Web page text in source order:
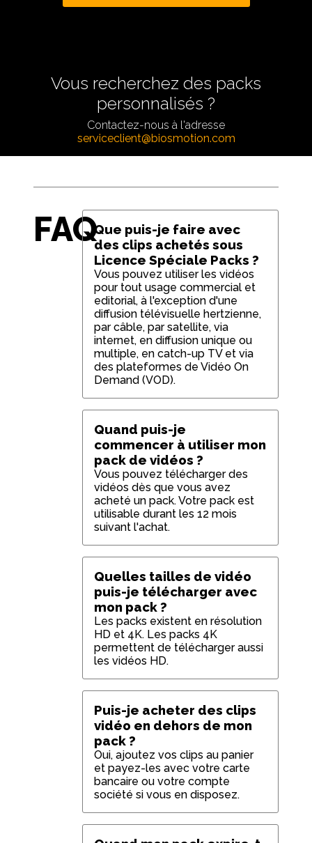
Vous recherchez des packs
personnalisés ?
Contactez-nous à l'adresse
serviceclient@biosmotion.com
FAQQue puis-je faire avec
des clips achetés sous
Licence Spéciale Packs ?
Vous pouvez utiliser les vidéos
pour tout usage commercial et
editorial, à l'exception d'une
diffusion télévisuelle hertzienne,
par câble, par satellite, via
internet, en diffusion unique ou
multiple, en catch-up TV et via
des plateformes de Vidéo On
Demand (VOD).
Quand puis-je
commencer à utiliser mon
pack de vidéos ?
Vous pouvez télécharger des
vidéos dès que vous avez
acheté un pack. Votre pack est
utilisable durant les 12 mois
suivant l'achat.
Quelles tailles de vidéo
puis-je télécharger avec
mon pack ?
Les packs existent en résolution
HD et 4K. Les packs 4K
permettent de télécharger aussi
les vidéos HD.
Puis-je acheter des clips
vidéo en dehors de mon
pack ?
Oui, ajoutez vos clips au panier
et payez-les avec votre carte
bancaire ou votre compte
société si vous en disposez.